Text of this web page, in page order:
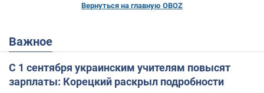
Вернуться на главную OBOZ
Важное
С 1 сентября украинским учителям повысят
зарплаты: Корецкий раскрыл подробности